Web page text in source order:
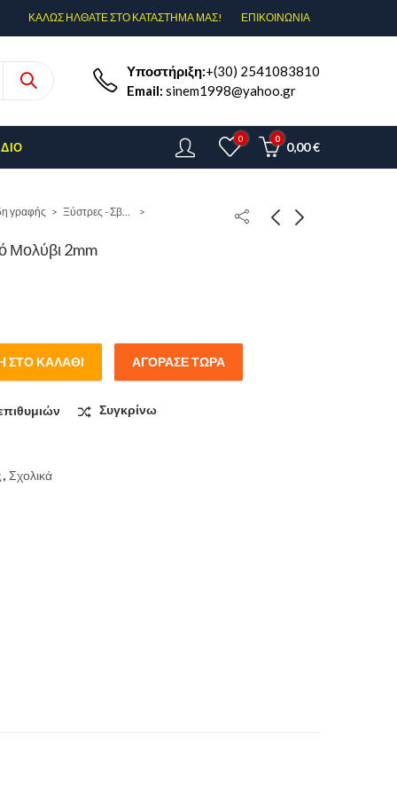
ΚΑΛΩΣ ΗΛΘΑΤΕ ΣΤΟ ΚΑΤΑΣΤΗΜΑ ΜΑΣ! ΕΠΙΚΟΙΝΩΝΊΑ
Υποστήριξη:+(30) 2541083810
Email: sinem1998@yahoo.gr
0 0
0,00€
γραφής
Ξύστρες - Σβήστρες
Μολύβι 2mm
2mm quantity
ΣΤΟ ΚΑΛΆΘΙ ΑΓΌΡΑΣΕ ΤΏΡΑ
Συγκρίνω
, Σχολικά